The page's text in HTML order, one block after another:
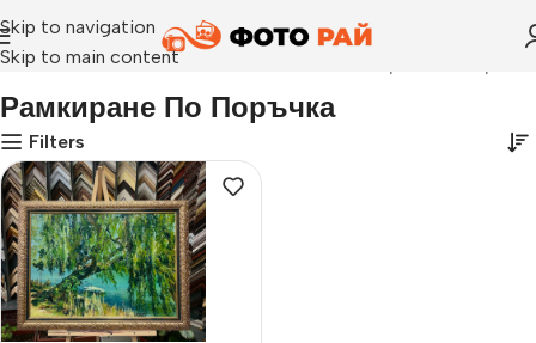
Skip to navigation
Skip to main content
Рамкиране По Поръчка
Filters